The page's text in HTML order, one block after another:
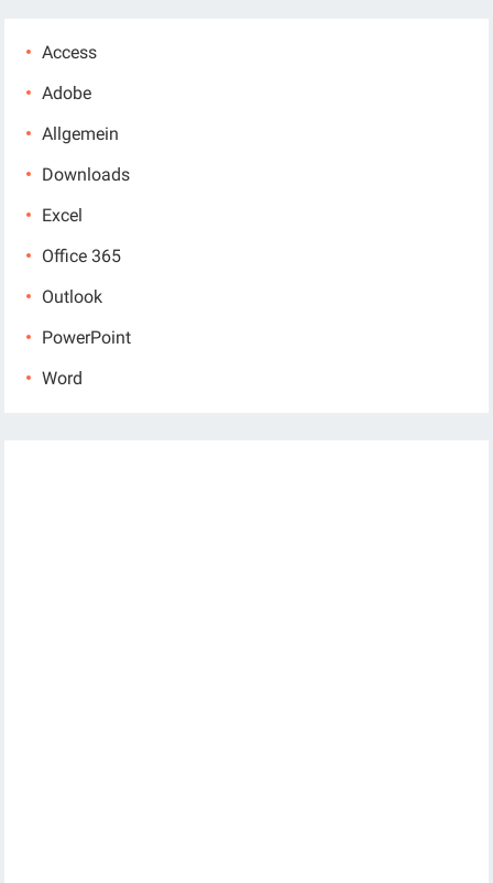
Access
Adobe
Allgemein
Downloads
Excel
Office 365
Outlook
PowerPoint
Word